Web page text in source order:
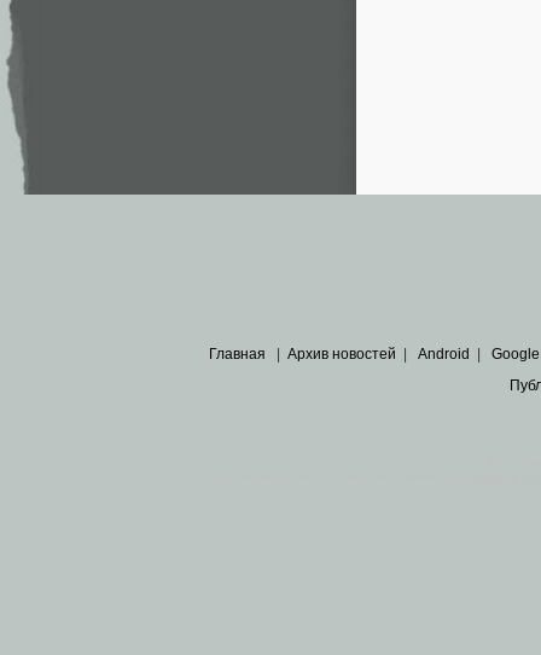
Главная Архив новостей Android Google